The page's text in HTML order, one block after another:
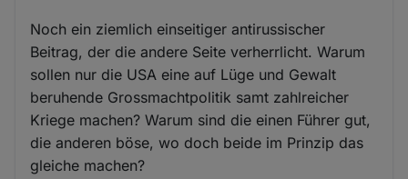
Noch ein ziemlich einseitiger antirussischer
Beitrag, der die andere Seite verherrlicht. Warum
sollen nur die USA eine auf Lüge und Gewalt
beruhende Grossmachtpolitik samt zahlreicher
Kriege machen? Warum sind die einen Führer gut,
die anderen böse, wo doch beide im Prinzip das
gleiche machen?